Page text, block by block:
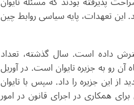
تعهدات، پایه سیاسی روابط چین
داده است. سال گذشته، تعداد
آن رو به جزیره تایوان است. در آوریل
از این جزیره را داد. سپس با تایوان
همکاری در اجرای قانون در امور